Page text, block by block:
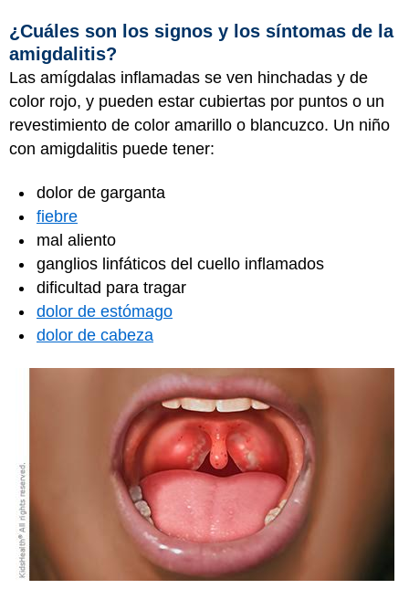
¿Cuáles son los signos y los síntomas de la
amigdalitis?
Las amígdalas inflamadas se ven hinchadas y de
color rojo, y pueden estar cubiertas por puntos o un
revestimiento de color amarillo o blancuzco. Un niño
con amigdalitis puede tener:
dolor de garganta
fiebre
mal aliento
ganglios linfáticos del cuello inflamados
dificultad para tragar
dolor de estómago
dolor de cabeza